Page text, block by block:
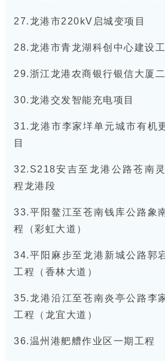
27.龙港市220kV启城变项目
28.龙港市青龙湖科创中心建设
29.浙江龙港农商银行银信大厦
30.龙港交发智能充电项目
31.龙港市李家垟单元城市有机
目
32.S218安吉至龙港公路苍南
程龙港段
33.平阳鳌江至苍南钱库公路象
程（彩虹大道）
34.平阳麻步至龙港新城公路郭
工程（香林大道）
35.龙港沿江至苍南炎亭公路李
工程（龙宜大道）
36.温州港舥艚作业区一期工程